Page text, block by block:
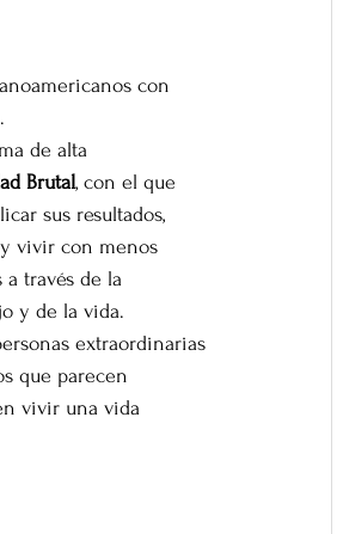
con
de alta
Brutal, con el que
sus resultados,
vivir con menos
a través de la
y de la vida.
extraordinarias
que parecen
vivir una vida